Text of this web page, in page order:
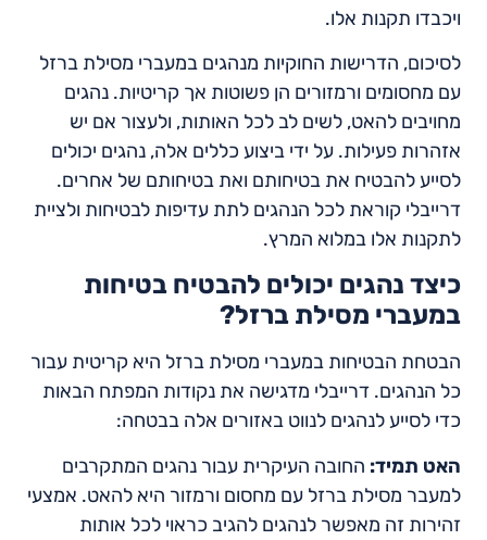
ויכבדו תקנות אלו.
לסיכום, הדרישות החוקיות מנהגים במעברי מסילת ברזל
עם מחסומים ורמזורים הן פשוטות אך קריטיות. נהגים
מחויבים להאט, לשים לב לכל האותות, ולעצור אם יש
אזהרות פעילות. על ידי ביצוע כללים אלה, נהגים יכולים
לסייע להבטיח את בטיחותם ואת בטיחותם של אחרים.
דרייבלי קוראת לכל הנהגים לתת עדיפות לבטיחות ולציית
לתקנות אלו במלוא המרץ.
כיצד נהגים יכולים להבטיח בטיחות
במעברי מסילת ברזל?
הבטחת הבטיחות במעברי מסילת ברזל היא קריטית עבור
כל הנהגים. דרייבלי מדגישה את נקודות המפתח הבאות
כדי לסייע לנהגים לנווט באזורים אלה בבטחה:
האט תמיד: החובה העיקרית עבור נהגים המתקרבים
למעבר מסילת ברזל עם מחסום ורמזור היא להאט. אמצעי
זהירות זה מאפשר לנהגים להגיב כראוי לכל אותות